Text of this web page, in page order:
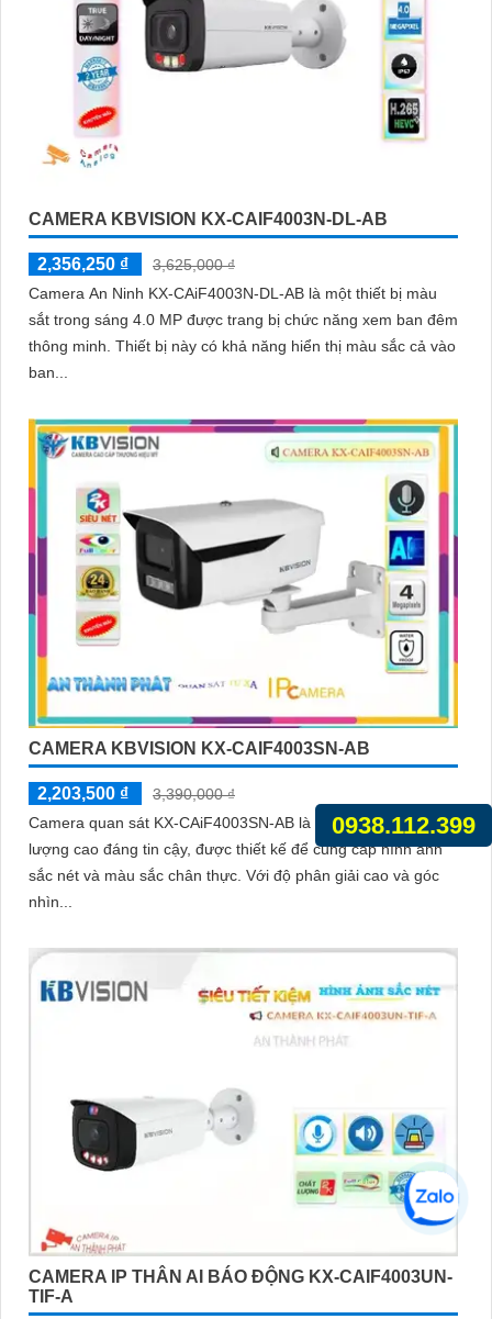
CAMERA KBVISION KX-CAIF4003N-DL-AB
2,356,250 ₫
3,625,000 ₫
Camera An Ninh KX-CAiF4003N-DL-AB là một thiết bị màu
sắt trong sáng 4.0 MP được trang bị chức năng xem ban đêm
thông minh. Thiết bị này có khả năng hiển thị màu sắc cả vào
ban...
CAMERA KBVISION KX-CAIF4003SN-AB
2,203,500 ₫
3,390,000 ₫
Camera quan sát KX-CAiF4003SN-AB là một Camera chất
lượng cao đáng tin cậy, được thiết kế để cung cấp hình ảnh
sắc nét và màu sắc chân thực. Với độ phân giải cao và góc
nhìn...
CAMERA IP THÂN AI BÁO ĐỘNG KX-CAIF4003UN-
TIF-A
0938.112.399